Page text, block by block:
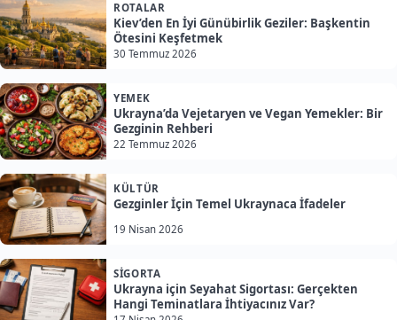
ROTALAR
Kiev’den En İyi Günübirlik Geziler: Başkentin
Ötesini Keşfetmek
30 Temmuz 2026
YEMEK
Ukrayna’da Vejetaryen ve Vegan Yemekler: Bir
Gezginin Rehberi
22 Temmuz 2026
KÜLTÜR
Gezginler İçin Temel Ukraynaca İfadeler
19 Nisan 2026
SIGORTA
Ukrayna için Seyahat Sigortası: Gerçekten
Hangi Teminatlara İhtiyacınız Var?